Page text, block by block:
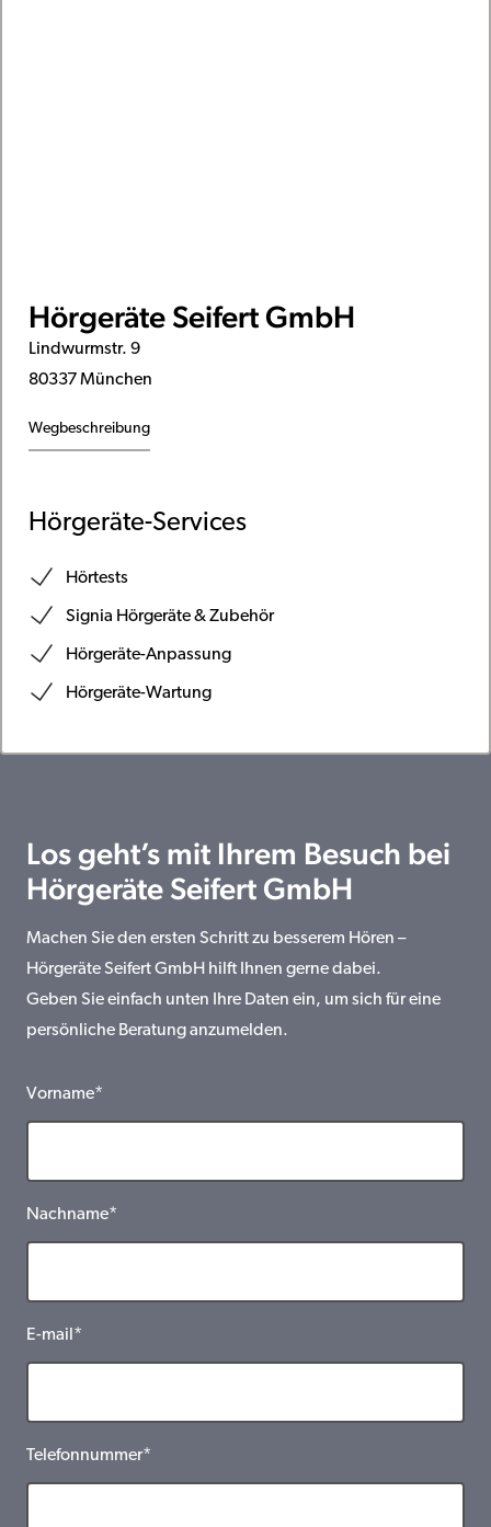
Hörgeräte Seifert GmbH
Lindwurmstr. 9
80337 München
Wegbeschreibung
Hörgeräte-Services
Hörtests
Signia Hörgeräte & Zubehör
Hörgeräte-Anpassung
Hörgeräte-Wartung
Los geht’s mit Ihrem Besuch bei
Hörgeräte Seifert GmbH
Machen Sie den ersten Schritt zu besserem Hören –
Hörgeräte Seifert GmbH hilft Ihnen gerne dabei.
Geben Sie einfach unten Ihre Daten ein, um sich für eine
persönliche Beratung anzumelden.
Vorname*
Nachname*
E-mail*
Telefonnummer*